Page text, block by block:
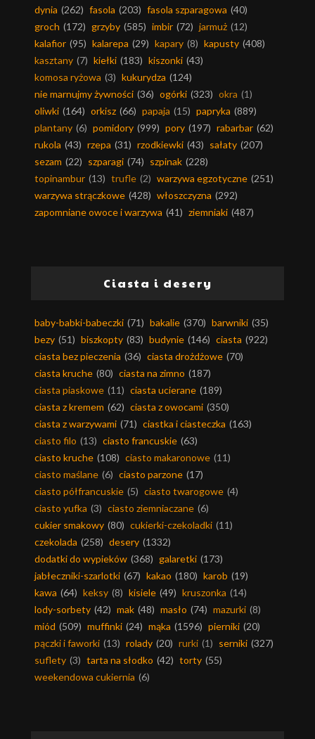
dynia (262) fasola (203) fasola szparagowa (40)
groch (172) grzyby (585) imbir (72) jarmuż (12)
kalafior (95) kalarepa (29) kapary (8) kapusty (408)
kasztany (7) kiełki (183) kiszonki (43)
komosa ryżowa (3) kukurydza (124)
nie marnujmy żywności (36) ogórki (323) okra (1)
oliwki (164) orkisz (66) papaja (15) papryka (889)
plantany (6) pomidory (999) pory (197) rabarbar (62)
rukola (43) rzepa (31) rzodkiewki (43) sałaty (207)
sezam (22) szparagi (74) szpinak (228)
topinambur (13) trufle (2) warzywa egzotyczne (251)
warzywa strączkowe (428) włoszczyzna (292)
zapomniane owoce i warzywa (41) ziemniaki (487)
Ciasta i desery
baby-babki-babeczki (71) bakalie (370) barwniki (35)
bezy (51) biszkopty (83) budynie (146) ciasta (922)
ciasta bez pieczenia (36) ciasta drożdżowe (70)
ciasta kruche (80) ciasta na zimno (187)
ciasta piaskowe (11) ciasta ucierane (189)
ciasta z kremem (62) ciasta z owocami (350)
ciasta z warzywami (71) ciastka i ciasteczka (163)
ciasto filo (13) ciasto francuskie (63)
ciasto kruche (108) ciasto makaronowe (11)
ciasto maślane (6) ciasto parzone (17)
ciasto półfrancuskie (5) ciasto twarogowe (4)
ciasto yufka (3) ciasto ziemniaczane (6)
cukier smakowy (80) cukierki-czekoladki (11)
czekolada (258) desery (1332)
dodatki do wypieków (368) galaretki (173)
jabłeczniki-szarlotki (67) kakao (180) karob (19)
kawa (64) keksy (8) kisiele (49) kruszonka (14)
lody-sorbety (42) mak (48) masło (74) mazurki (8)
miód (509) muffinki (24) mąka (1596) pierniki (20)
pączki i faworki (13) rolady (20) rurki (1) serniki (327)
suflety (3) tarta na słodko (42) torty (55)
weekendowa cukiernia (6)